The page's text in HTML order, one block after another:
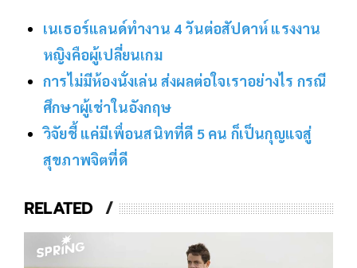
เนเธอร์แลนด์ทำงาน 4 วันต่อสัปดาห์ แรงงาน
หญิงคือผู้เปลี่ยนเกม
การไม่มีห้องนั่งเล่น ส่งผลต่อใจเราอย่างไร กรณี
ศึกษาผู้เช่าในอังกฤษ
วิจัยชี้ แค่มีเพื่อนสนิทที่ดี 5 คน ก็เป็นกุญแจสู่
สุขภาพจิตที่ดี
RELATED